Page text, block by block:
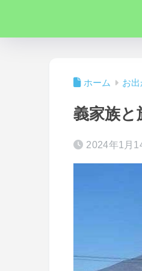
ホーム お出
義家族と
2024年1月